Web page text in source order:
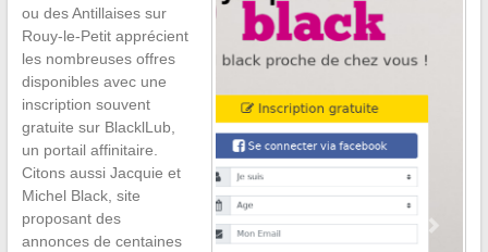
ou des Antillaises sur
Rouy-le-Petit apprécient
les nombreuses offres
disponibles avec une
inscription souvent
gratuite sur BlacklLub,
un portail affinitaire.
Citons aussi Jacquie et
Michel Black, site
proposant des
annonces de centaines